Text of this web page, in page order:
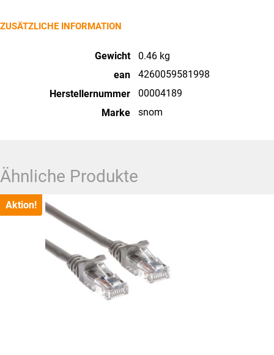
ZUSÄTZLICHE INFORMATION
Gewicht
0.46 kg
ean
4260059581998
Herstellernummer
00004189
Marke
snom
Ähnliche Produkte
Aktion!